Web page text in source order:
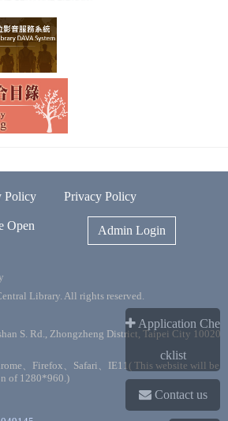
組合聯合會評議員、臺灣青果株式會
青果株式會社成立，任監察役。光復
1969年去世，年八十四。當日本政府
止民間奉祀祖先牌位，並欲拆毀各姓
託之「忠義亭」，亦在拆毀之列，他
，以內埔公學校校長松崎仁三郎氏之
義亭》一書（臺北盛文堂，1935），
亭乃幸得保存。（張子文）;1886—1
Policy Privacy Policy
Open Admin Login
Library. All rights reserved.
S. Rd., Zhongzheng District, Taipei City 10020
、Firefox、Safari、IE11( This website will be
of 1280*960.)
Application Che
cklist
Contact us